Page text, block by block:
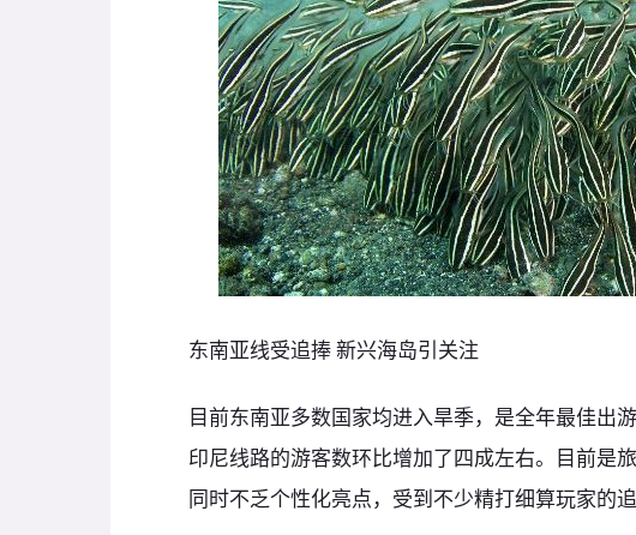
东南亚线受追捧 新兴海岛引关注
目前东南亚多数国家均进入旱季，是全年最佳出
印尼线路的游客数环比增加了四成左右。目前是
同时不乏个性化亮点，受到不少精打细算玩家的追